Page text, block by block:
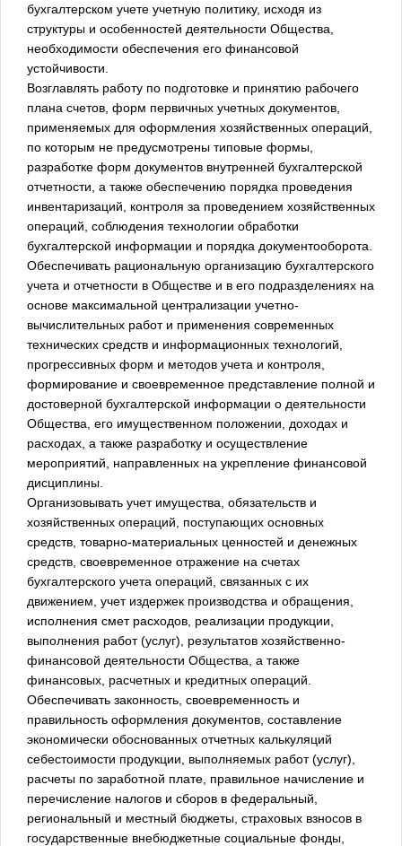
бухгалтерском учете учетную политику, исходя из
структуры и особенностей деятельности Общества,
необходимости обеспечения его финансовой
устойчивости.
Возглавлять работу по подготовке и принятию рабочего
плана счетов, форм первичных учетных документов,
применяемых для оформления хозяйственных операций,
по которым не предусмотрены типовые формы,
разработке форм документов внутренней бухгалтерской
отчетности, а также обеспечению порядка проведения
инвентаризаций, контроля за проведением хозяйственных
операций, соблюдения технологии обработки
бухгалтерской информации и порядка документооборота.
Обеспечивать рациональную организацию бухгалтерского
учета и отчетности в Обществе и в его подразделениях на
основе максимальной централизации учетно-
вычислительных работ и применения современных
технических средств и информационных технологий,
прогрессивных форм и методов учета и контроля,
формирование и своевременное представление полной и
достоверной бухгалтерской информации о деятельности
Общества, его имущественном положении, доходах и
расходах, а также разработку и осуществление
мероприятий, направленных на укрепление финансовой
дисциплины.
Организовывать учет имущества, обязательств и
хозяйственных операций, поступающих основных
средств, товарно-материальных ценностей и денежных
средств, своевременное отражение на счетах
бухгалтерского учета операций, связанных с их
движением, учет издержек производства и обращения,
исполнения смет расходов, реализации продукции,
выполнения работ (услуг), результатов хозяйственно-
финансовой деятельности Общества, а также
финансовых, расчетных и кредитных операций.
Обеспечивать законность, своевременность и
правильность оформления документов, составление
экономически обоснованных отчетных калькуляций
себестоимости продукции, выполняемых работ (услуг),
расчеты по заработной плате, правильное начисление и
перечисление налогов и сборов в федеральный,
региональный и местный бюджеты, страховых взносов в
государственные внебюджетные социальные фонды,